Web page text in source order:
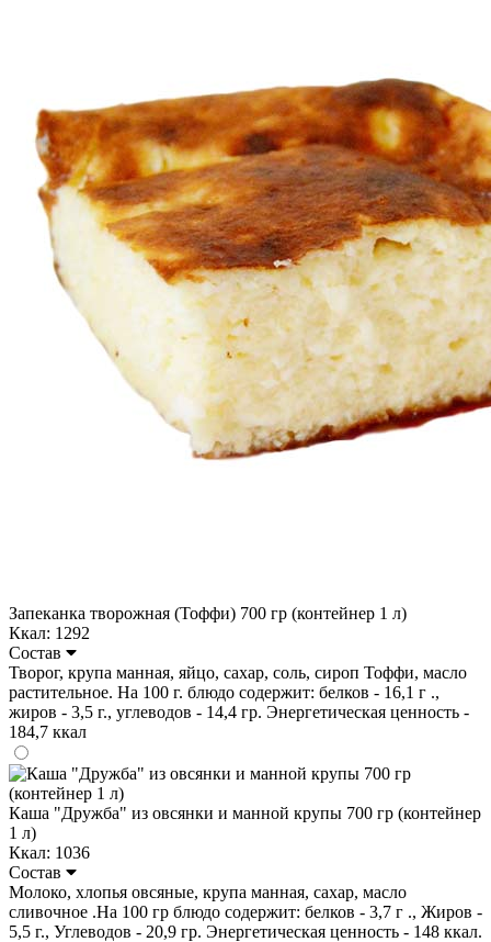
Запеканка творожная (Тоффи) 700 гр (контейнер 1 л)
Ккал: 1292
Состав
Творог, крупа манная, яйцо, сахар, соль, сироп Тоффи, масло
растительное. На 100 г. блюдо содержит: белков - 16,1 г .,
жиров - 3,5 г., углеводов - 14,4 гр. Энергетическая ценность -
184,7 ккал
Каша "Дружба" из овсянки и манной крупы 700 гр (контейнер
1 л)
Ккал: 1036
Состав
Молоко, хлопья овсяные, крупа манная, сахар, масло
сливочное .На 100 гр блюдо содержит: белков - 3,7 г ., Жиров -
5,5 г., Углеводов - 20,9 гр. Энергетическая ценность - 148 ккал.